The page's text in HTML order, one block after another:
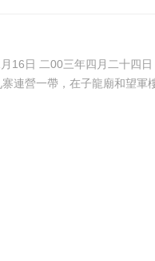
方和尚來到九寨連營一帶，在子